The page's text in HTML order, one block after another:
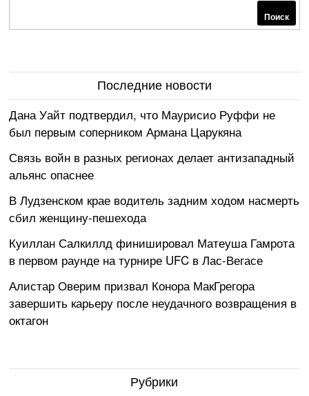
Поиск
Последние новости
Дана Уайт подтвердил, что Маурисио Руффи не
был первым соперником Армана Царукяна
Связь войн в разных регионах делает антизападный
альянс опаснее
В Лудзенском крае водитель задним ходом насмерть
сбил женщину-пешехода
Куиллан Салкиллд финишировал Матеуша Гамрота
в первом раунде на турнире UFC в Лас-Вегасе
Алистар Оверим призвал Конора МакГрегора
завершить карьеру после неудачного возвращения в
октагон
Рубрики